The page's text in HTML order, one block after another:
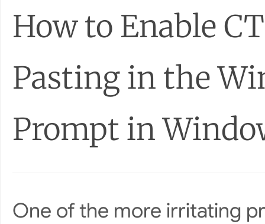
How to Enable
Pasting in the
Prompt in
One of the more irritating